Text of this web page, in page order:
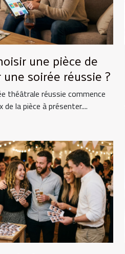
une pièce de
soirée réussie ?
théâtrale réussie commence
de la pièce à présenter....